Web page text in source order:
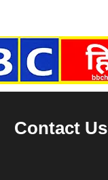
Contact Us